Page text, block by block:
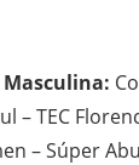
– TEC
– Súper